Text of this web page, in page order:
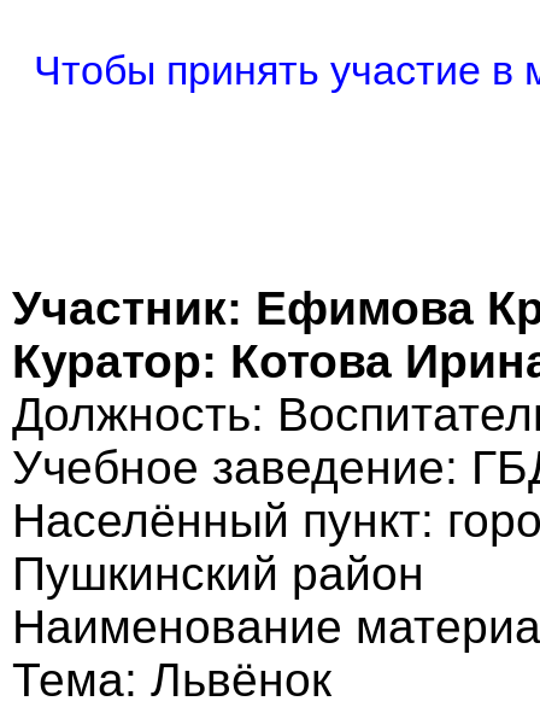
Чтобы принять участие
Участник: Ефимова
Куратор: Котова
Должность:
Учебное заведение:
Населённый пункт:
Пушкинский район
Наименование
Тема: Львёнок